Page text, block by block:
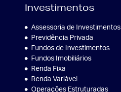
Investimentos
Assessoria de Investimentos
Previdência Privada
Fundos de Investimentos
Fundos Imobiliários
Renda Fixa
Renda Variável
Operações Estruturadas